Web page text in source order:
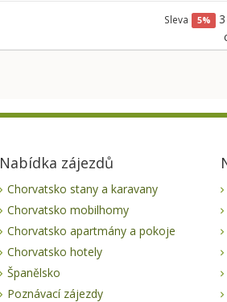
Sleva 5%
Nabídka zájezdů
Chorvatsko stany a karavany
Chorvatsko mobilhomy
Chorvatsko apartmány a pokoje
Chorvatsko hotely
Španělsko
Poznávací zájezdy